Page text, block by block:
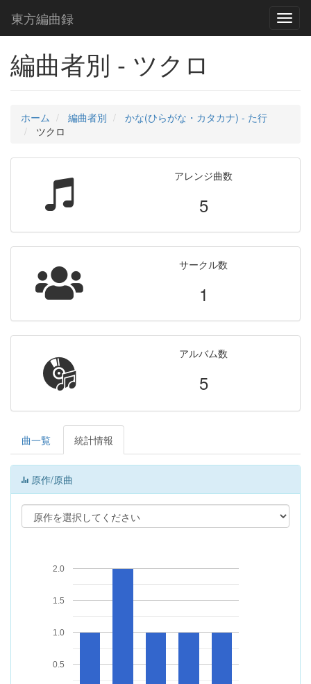
東方編曲録
編曲者別 - ツクロ
ホーム 編曲者別
かな(ひらがな・カタカナ) - た行
ツクロ
アレンジ曲数
5
サークル数
1
アルバム数
5
曲一覧 統計情報
原作/原曲
0.5
1.0
1.5
2.0